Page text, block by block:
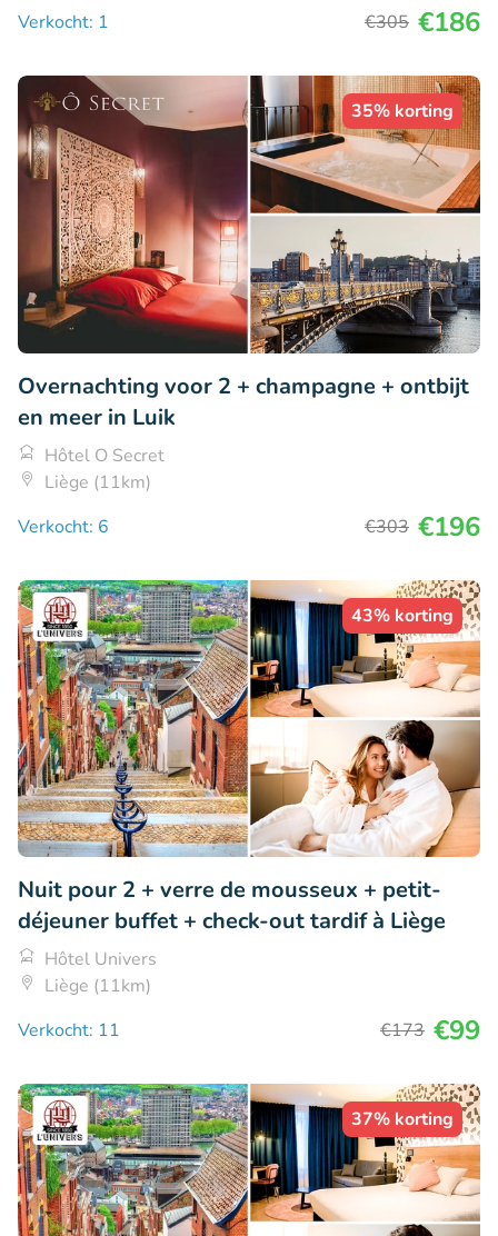
Verkocht: 1 €305 €186
35% korting
Overnachting voor 2 + champagne + ontbijt
en meer in Luik
Hôtel O Secret
Liège (11km)
Verkocht: 6
€303 €196
43% korting
Nuit pour 2 + verre de mousseux + petit-
déjeuner buffet + check-out tardif à Liège
Hôtel Univers
Liège (11km)
Verkocht: 11
€173 €99
37% korting